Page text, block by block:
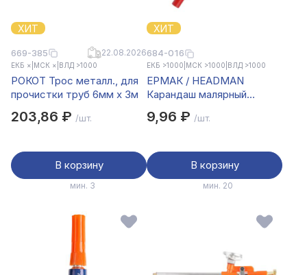
ХИТ
669-385 22.08.2026
ЕКБ × МСК × ВЛД >1000
РОКОТ Трос металл., для
прочистки труб 6мм х 3м
203,86 ₽ /шт.
В корзину
мин. 3
ХИТ
684-016
ЕКБ >1000 МСК >1000 ВЛД >1000
ЕРМАК / HEADMAN
Карандаш малярный
9,96 ₽ /шт.
В корзину
мин. 20